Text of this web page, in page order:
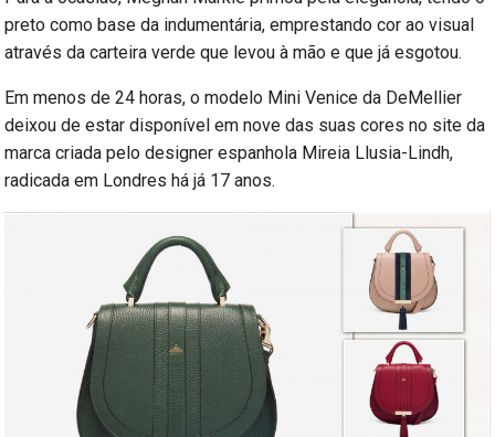
preto como base da indumentária, emprestando cor ao visual
através da carteira verde que levou à mão e que já esgotou.
Em menos de 24 horas, o modelo Mini Venice da DeMellier
deixou de estar disponível em nove das suas cores no site da
marca criada pelo designer espanhola Mireia Llusia-Lindh,
radicada em Londres há já 17 anos.